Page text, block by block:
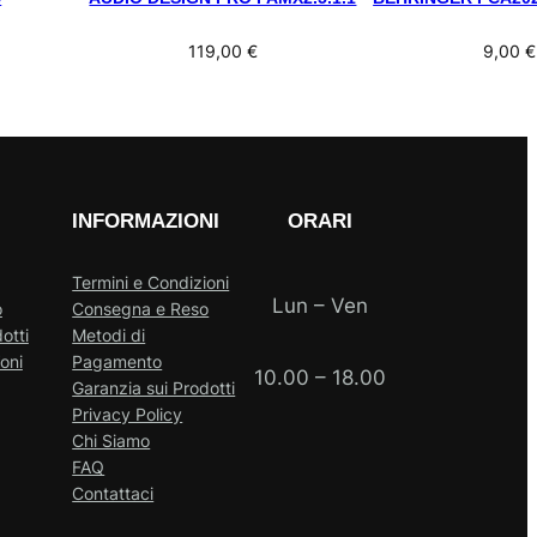
119,00 € 9,00€
INFORMAZIONI
Termini e Condizioni
Consegna e Reso
Metodi di
Pagamento
Garanzia sui Prodotti
Privacy Policy
Chi Siamo
FAQ
Contattaci
ORARI
Lun – Ven
10.00 – 18.00